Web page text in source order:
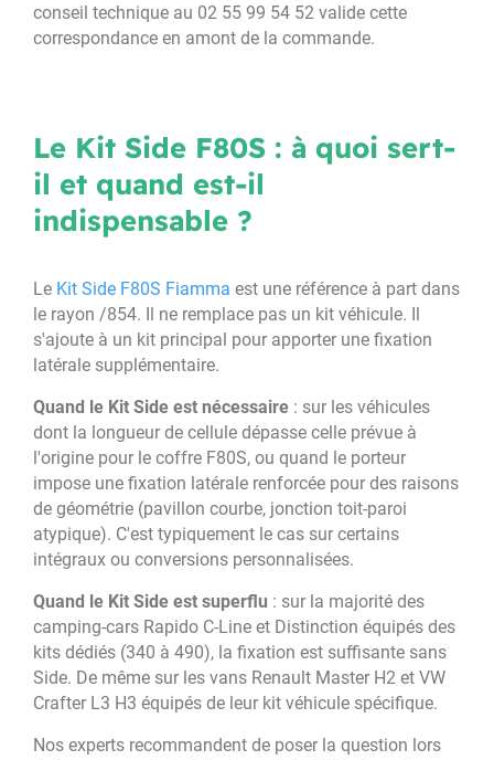
conseil technique au 02 55 99 54 52 valide cette
correspondance en amont de la commande.
Le Kit Side F80S : à quoi sert-
il et quand est-il
indispensable ?
Le Kit Side F80S Fiamma est une référence à part dans
le rayon /854. Il ne remplace pas un kit véhicule. Il
s'ajoute à un kit principal pour apporter une fixation
latérale supplémentaire.
Quand le Kit Side est nécessaire : sur les véhicules
dont la longueur de cellule dépasse celle prévue à
l'origine pour le coffre F80S, ou quand le porteur
impose une fixation latérale renforcée pour des raisons
de géométrie (pavillon courbe, jonction toit-paroi
atypique). C'est typiquement le cas sur certains
intégraux ou conversions personnalisées.
Quand le Kit Side est superflu : sur la majorité des
camping-cars Rapido C-Line et Distinction équipés des
kits dédiés (340 à 490), la fixation est suffisante sans
Side. De même sur les vans Renault Master H2 et VW
Crafter L3 H3 équipés de leur kit véhicule spécifique.
Nos experts recommandent de poser la question lors